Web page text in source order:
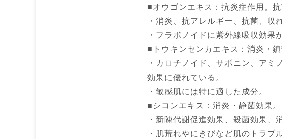
■オウゴンエキス：抗炎症作用。抗
・消炎、抗アレルギー、抗菌、収
・フラボノイドに紫外線吸収効果
■トウキンセンカエキス：消炎・鎮
・カロチノイド、サポニン、ア
効果に優れている。
・敏感肌には特に適した成分。
■シコンエキス：消炎・静菌効果。
・新陳代謝促進効果、殺菌効果、
・肌荒れやにきびなど肌のトラブ